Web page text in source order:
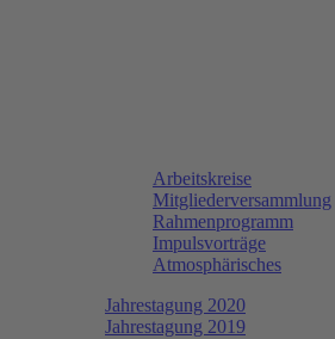
Arbeitskreise
Mitgliederversammlung
Rahmenprogramm
Impulsvorträge
Atmosphärisches
Jahrestagung 2020
Jahrestagung 2019